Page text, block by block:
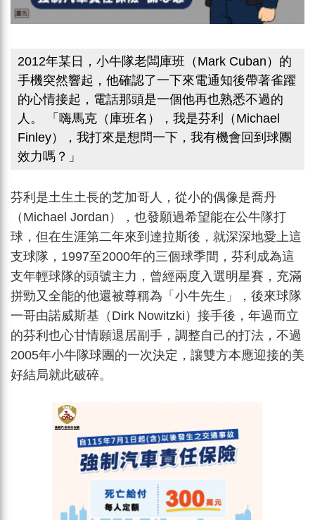
2012年某日，小牛隊老闆庫班（Mark Cuban）的
手機突然響起，他確認了一下來電通知後帶著雀躍
的心情接起，電話那頭是一個他再也熟悉不過的
人。 「嗨馬克（庫班名），我是芬利（Michael
Finley），我打來是想問一下，我有機會回到球團
效力嗎？」
芬利是土生土長的芝加哥人，從小的偶像是喬丹
（Michael Jordan），也發願過希望能在公牛隊打
球，但在生涯第二年來到達拉斯後，就深深地愛上這
支球隊，1997至2000年的三個球季間，芬利成為這
支年輕球隊的頭號主力，曾經兩度入選明星賽，充滿
拼勁又全能的他還被尊稱為「小牛先生」，後來球隊
一哥由諾威斯基（Dirk Nowitzki）接手後，年過而立
的芬利也心甘情願退居副手，調整自己的打法，不過
2005年小牛隊球團的一次決定，讓雙方本應迎接的美
好結局就此破碎。